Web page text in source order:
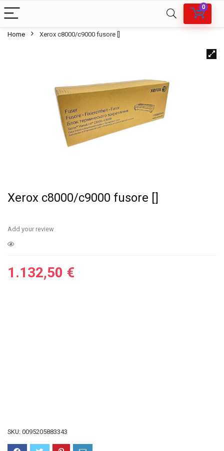
0
Home Xerox c8000/c9000 fusore []
Xerox c8000/c9000 fusore []
Add your review
1.132,50 €
SKU: 0095205883343